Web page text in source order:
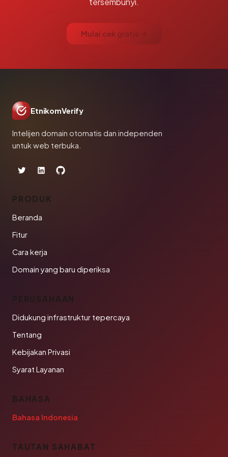
Mulai cek gratis →
EtnikomVerify
Intelijen domain otomatis dan independen
untuk web terbuka.
PRODUK
Beranda
Fitur
Cara kerja
Domain yang baru diperiksa
PERUSAHAAN
Didukung infrastruktur tepercaya
Tentang
Kebijakan Privasi
Syarat Layanan
BAHASA
Bahasa Indonesia
TAUTAN SAHABAT